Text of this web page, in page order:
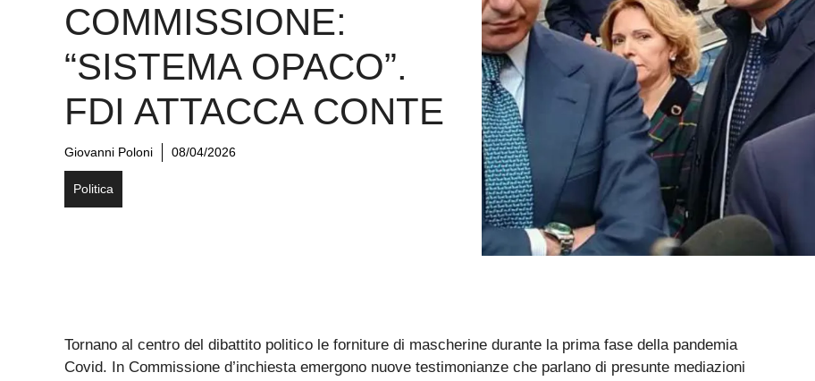
COMMISSIONE:
“SISTEMA OPACO”.
FDI ATTACCA CONTE
Giovanni Poloni 08/04/2026
Politica
Tornano al centro del dibattito politico le forniture di mascherine durante la prima fase della pandemia
Covid. In Commissione d’inchiesta emergono nuove testimonianze che parlano di presunte mediazioni